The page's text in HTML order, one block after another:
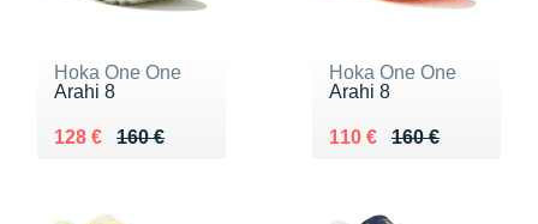
Hoka One One
Arahi 8
160 €
Au lieu de 160 €
128 €
Vendu 128 €
Hoka One One
Arahi 8
160 €
Au lieu de 160 €
110 €
Vendu 110 €